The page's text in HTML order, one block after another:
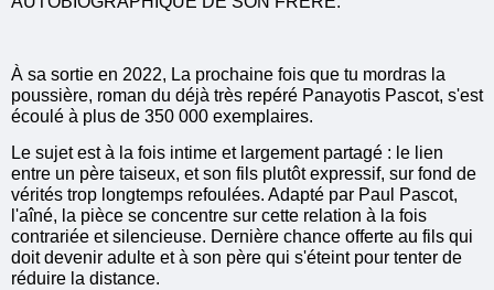
À sa sortie en 2022, La prochaine fois que tu mordras la
poussière, roman du déjà très repéré Panayotis Pascot, s'est
écoulé à plus de 350 000 exemplaires.
Le sujet est à la fois intime et largement partagé : le lien
entre un père taiseux, et son fils plutôt expressif, sur fond de
vérités trop longtemps refoulées. Adapté par Paul Pascot,
l'aîné, la pièce se concentre sur cette relation à la fois
contrariée et silencieuse. Dernière chance offerte au fils qui
doit devenir adulte et à son père qui s'éteint pour tenter de
réduire la distance.